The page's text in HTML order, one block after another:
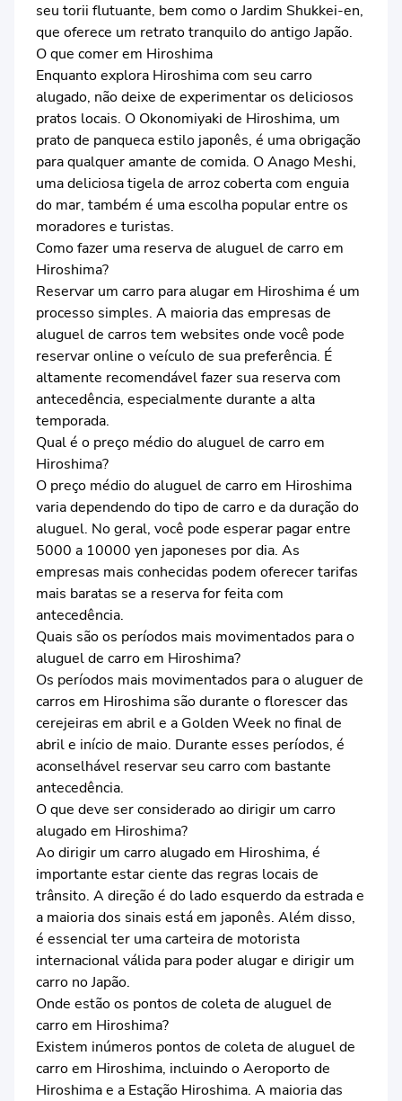
seu torii flutuante, bem como o Jardim Shukkei-en,
que oferece um retrato tranquilo do antigo Japão.
O que comer em Hiroshima
Enquanto explora Hiroshima com seu carro
alugado, não deixe de experimentar os deliciosos
pratos locais. O Okonomiyaki de Hiroshima, um
prato de panqueca estilo japonês, é uma obrigação
para qualquer amante de comida. O Anago Meshi,
uma deliciosa tigela de arroz coberta com enguia
do mar, também é uma escolha popular entre os
moradores e turistas.
Como fazer uma reserva de aluguel de carro em
Hiroshima?
Reservar um carro para alugar em Hiroshima é um
processo simples. A maioria das empresas de
aluguel de carros tem websites onde você pode
reservar online o veículo de sua preferência. É
altamente recomendável fazer sua reserva com
antecedência, especialmente durante a alta
temporada.
Qual é o preço médio do aluguel de carro em
Hiroshima?
O preço médio do aluguel de carro em Hiroshima
varia dependendo do tipo de carro e da duração do
aluguel. No geral, você pode esperar pagar entre
5000 a 10000 yen japoneses por dia. As
empresas mais conhecidas podem oferecer tarifas
mais baratas se a reserva for feita com
antecedência.
Quais são os períodos mais movimentados para o
aluguel de carro em Hiroshima?
Os períodos mais movimentados para o aluguer de
carros em Hiroshima são durante o florescer das
cerejeiras em abril e a Golden Week no final de
abril e início de maio. Durante esses períodos, é
aconselhável reservar seu carro com bastante
antecedência.
O que deve ser considerado ao dirigir um carro
alugado em Hiroshima?
Ao dirigir um carro alugado em Hiroshima, é
importante estar ciente das regras locais de
trânsito. A direção é do lado esquerdo da estrada e
a maioria dos sinais está em japonês. Além disso,
é essencial ter uma carteira de motorista
internacional válida para poder alugar e dirigir um
carro no Japão.
Onde estão os pontos de coleta de aluguel de
carro em Hiroshima?
Existem inúmeros pontos de coleta de aluguel de
carro em Hiroshima, incluindo o Aeroporto de
Hiroshima e a Estação Hiroshima. A maioria das